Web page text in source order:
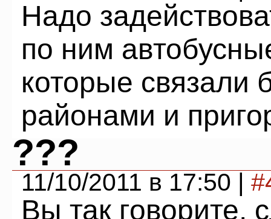
Надо
по ним
которые связали
районами и
???
11/10/2011 в 17:50 |
Вы так говорите,